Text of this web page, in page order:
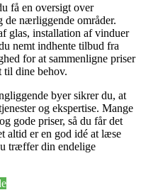
få en oversigt over
de nærliggende områder.
glas, installation af vinduer
nemt indhente tilbud fra
for at sammenligne priser
til dine behov.
byer sikrer du, at
og ekspertise. Mange
gode priser, så du får det
altid er en god idé at læse
træffer din endelige